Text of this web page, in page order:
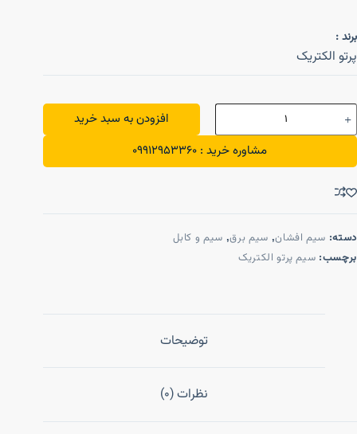
برند :
پرتو الکتریک
افزودن به سبد خرید
مشاوره خرید : 09912953360
دسته: سیم افشان, سیم برق, سیم و کابل
برچسب: سیم پرتو الکتریک
توضیحات
نظرات (0)